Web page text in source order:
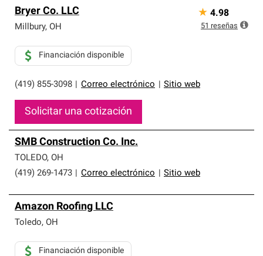
Bryer Co. LLC
Millbury, OH
(419) 855-3098 Correo electrónico Sitio web
Financiación disponible
Solicitar una cotización
★ 4.98
51 reseñas
SMB Construction Co. Inc.
TOLEDO, OH
(419) 269-1473
Correo electrónico Sitio web
Amazon Roofing LLC
Toledo, OH
Financiación disponible